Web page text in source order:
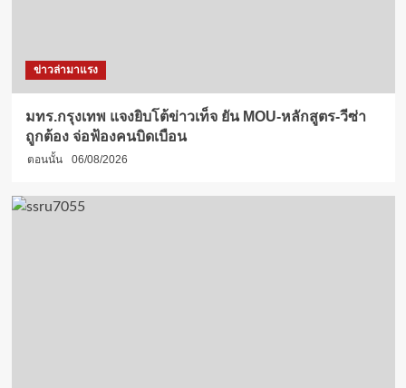
ข่าวล่ามาแรง
มทร.กรุงเทพ แจงยิบโต้ข่าวเท็จ ยัน MOU-หลักสูตร-วีซ่า
ถูกต้อง จ่อฟ้องคนบิดเบือน
ตอนนั้น 06/08/2026